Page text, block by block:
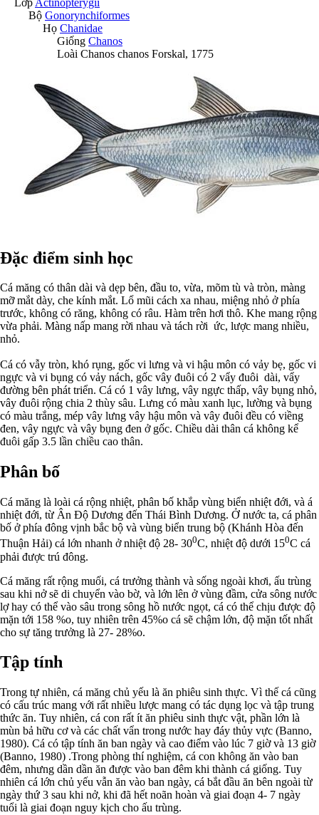
Bộ Gonorynchiformes
Họ Chanidae
Giống Chanos
Loài Chanos chanos Forskal, 1775
Đặc điểm sinh học
Cá măng có thân dài và dẹp bên, đầu to, vừa, mõm tù và tròn, màng
mỡ mắt dày, che kính mắt. Lổ mũi cách xa nhau, miệng nhỏ ở phía
trước, không có răng, không có râu. Hàm trên hơi thô. Khe mang rộng
vừa phải. Màng nấp mang rời nhau và tách rời ức, lược mang nhiều,
nhỏ.
Cá có vẫy tròn, khó rụng, gốc vi lưng và vi hậu môn có vảy bẹ, gốc vi
ngực và vi bụng có vảy nách, gốc vây đuôi có 2 vẩy đuôi dài, vẩy
đường bên phát triển. Cá có 1 vây lưng, vây ngực thấp, vây bụng nhỏ,
vây đuôi rộng chia 2 thùy sâu. Lưng có màu xanh lục, lường và bụng
có màu trắng, mép vây lưng vây hậu môn và vây đuôi đều có viềng
đen, vây ngực và vây bụng đen ở gốc. Chiều dài thân cá không kể
đuôi gấp 3.5 lần chiều cao thân.
Phân bố
Cá măng là loài cá rộng nhiệt, phân bố khắp vùng biển nhiệt đới, và á
nhiệt đới, từ Ân Độ Dương đến Thái Bình Dương. Ở nước ta, cá phân
bố ở phía đông vịnh bắc bộ và vùng biển trung bộ (Khánh Hòa đến
Thuận Hải) cá lớn nhanh ở nhiệt độ 28- 300C, nhiệt độ dưới 150C cá
phải được trú đông.
Cá măng rất rộng muối, cá trưởng thành và sống ngoài khơi, ấu trùng
sau khi nở sẽ di chuyển vào bờ, và lớn lên ở vùng đầm, cửa sông nước
lợ hay có thể vào sâu trong sông hồ nước ngọt, cá có thể chịu được độ
mặn tới 158 %o, tuy nhiên trên 45%o cá sẽ chậm lớn, độ mặn tốt nhất
cho sự tăng trưởng là 27- 28%o.
Tập tính
Trong tự nhiên, cá măng chủ yếu là ăn phiêu sinh thực. Vì thế cá cũng
có cấu trúc mang với rất nhiều lược mang có tác dụng lọc và tập trung
thức ăn. Tuy nhiên, cá con rất ít ăn phiêu sinh thực vật, phần lớn là
mùn bả hữu cơ và các chất vẩn trong nước hay đáy thủy vực (Banno,
1980). Cá có tập tính ăn ban ngày và cao điểm vào lúc 7 giờ và 13 giờ
(Banno, 1980) .Trong phòng thí nghiệm, cá con không ăn vào ban
đêm, nhưng dần dần ăn được vào ban đêm khi thành cá giống. Tuy
nhiên cá lớn chủ yếu vẫn ăn vào ban ngày, cá bắt đầu ăn bên ngoài từ
ngày thứ 3 sau khi nở, khi đã hết noãn hoàn và giai đoạn 4- 7 ngày
tuổi là giai đoạn nguy kịch cho ấu trùng.